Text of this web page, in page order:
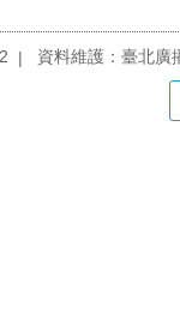
資料維護：臺北廣